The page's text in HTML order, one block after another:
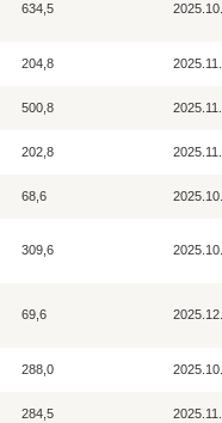
634,5
204,8
500,8
202,8
68,6
309,6
69,6
288,0
284,5